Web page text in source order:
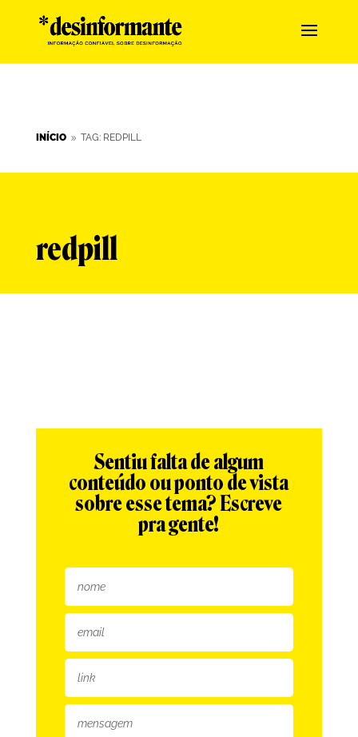
INÍCIO 9 TAG: REDPILL
redpill
Sentiu falta de algum
conteúdo ou ponto de vista
sobre esse tema? Escreve
pra gente!